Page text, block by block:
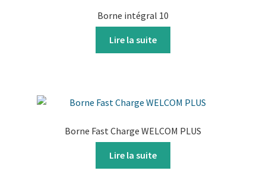
Borne intégral 10
Lire la suite
Borne Fast Charge WELCOM PLUS
Lire la suite